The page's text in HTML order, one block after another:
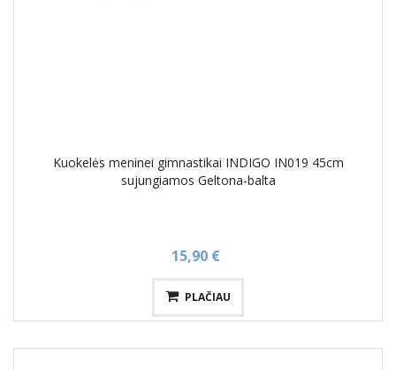
Kuokelės meninei gimnastikai INDIGO IN019 45cm
sujungiamos Geltona-balta
15,90 €
PLAČIAU